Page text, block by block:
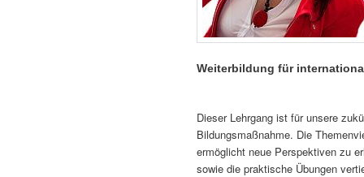
Weiterbildung für
Dieser Lehrgang ist für unsere
Bildungsmaßnahme. Die
ermöglicht neue Perspektiven zu
sowie die praktische Übungen